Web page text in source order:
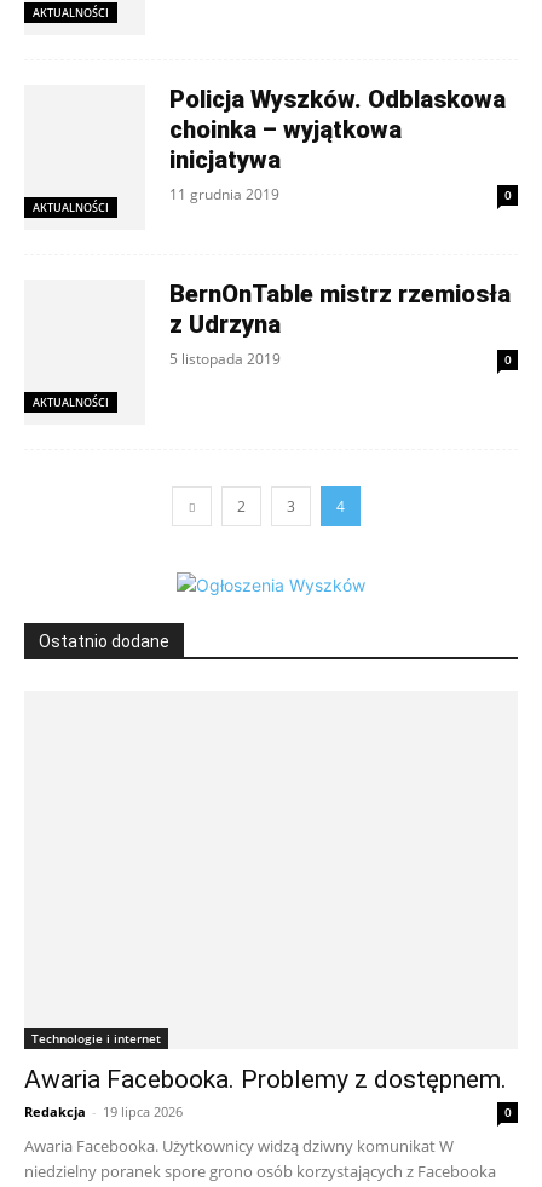
AKTUALNOŚCI
AKTUALNOŚCI
Policja Wyszków. Odblaskowa
choinka – wyjątkowa
inicjatywa
11 grudnia 2019 0
AKTUALNOŚCI
BernOnTable mistrz rzemiosła
z Udrzyna
5 listopada 2019 0
2 3 4
Ostatnio dodane
Technologie i internet
Awaria Facebooka. Problemy z dostępnem.
Redakcja - 19 lipca 2026 0
Awaria Facebooka. Użytkownicy widzą dziwny komunikat W
niedzielny poranek spore grono osób korzystających z Facebooka